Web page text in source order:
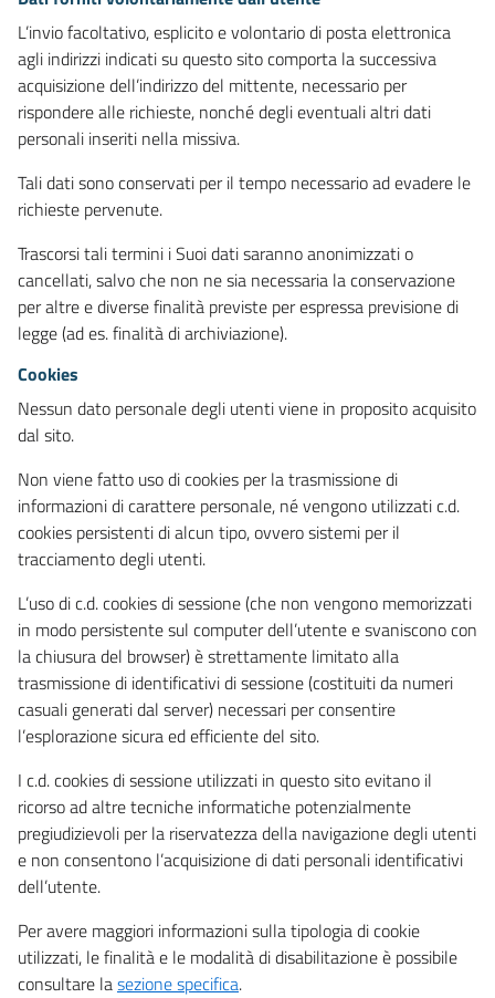
L’invio facoltativo, esplicito e volontario di posta elettronica
agli indirizzi indicati su questo sito comporta la successiva
acquisizione dell’indirizzo del mittente, necessario per
rispondere alle richieste, nonché degli eventuali altri dati
personali inseriti nella missiva.
Tali dati sono conservati per il tempo necessario ad evadere le
richieste pervenute.
Trascorsi tali termini i Suoi dati saranno anonimizzati o
cancellati, salvo che non ne sia necessaria la conservazione
per altre e diverse finalità previste per espressa previsione di
legge (ad es. finalità di archiviazione).
Cookies
Nessun dato personale degli utenti viene in proposito acquisito
dal sito.
Non viene fatto uso di cookies per la trasmissione di
informazioni di carattere personale, né vengono utilizzati c.d.
cookies persistenti di alcun tipo, ovvero sistemi per il
tracciamento degli utenti.
L’uso di c.d. cookies di sessione (che non vengono memorizzati
in modo persistente sul computer dell’utente e svaniscono con
la chiusura del browser) è strettamente limitato alla
trasmissione di identificativi di sessione (costituiti da numeri
casuali generati dal server) necessari per consentire
l’esplorazione sicura ed efficiente del sito.
I c.d. cookies di sessione utilizzati in questo sito evitano il
ricorso ad altre tecniche informatiche potenzialmente
pregiudizievoli per la riservatezza della navigazione degli utenti
e non consentono l’acquisizione di dati personali identificativi
dell’utente.
Per avere maggiori informazioni sulla tipologia di cookie
utilizzati, le finalità e le modalità di disabilitazione è possibile
consultare lasezione specifica.